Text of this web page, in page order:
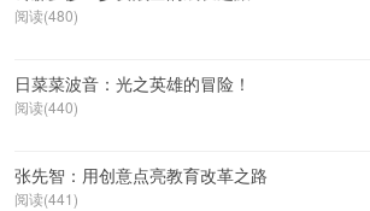
阅读(480)
日菜菜波音：光之英雄的冒险！
阅读(440)
张先智：用创意点亮教育改革之路
阅读(441)